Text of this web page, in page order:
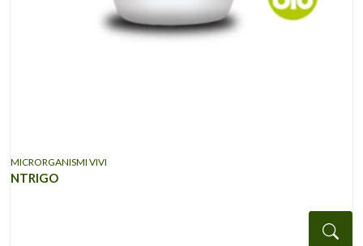
MICRORGANISMI VIVI
NTRIGO